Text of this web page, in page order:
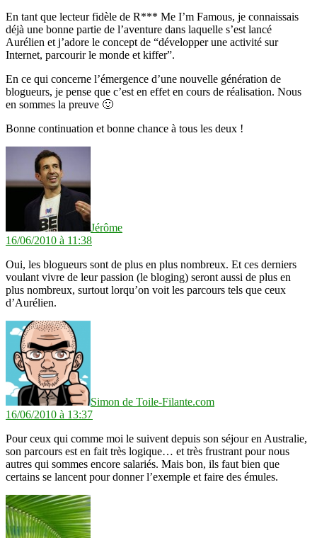
En tant que lecteur fidèle de R*** Me I’m Famous, je connaissais
déjà une bonne partie de l’aventure dans laquelle s’est lancé
Aurélien et j’adore le concept de “développer une activité sur
Internet, parcourir le monde et kiffer”.
En ce qui concerne l’émergence d’une nouvelle génération de
blogueurs, je pense que c’est en effet en cours de réalisation. Nous
en sommes la preuve 🙂
Bonne continuation et bonne chance à tous les deux !
Jérôme
16/06/2010 à 11:38
Oui, les blogueurs sont de plus en plus nombreux. Et ces derniers
voulant vivre de leur passion (le bloging) seront aussi de plus en
plus nombreux, surtout lorqu’on voit les parcours tels que ceux
d’Aurélien.
Simon de Toile-Filante.com
16/06/2010 à 13:37
Pour ceux qui comme moi le suivent depuis son séjour en Australie,
son parcours est en fait très logique… et très frustrant pour nous
autres qui sommes encore salariés. Mais bon, ils faut bien que
certains se lancent pour donner l’exemple et faire des émules.